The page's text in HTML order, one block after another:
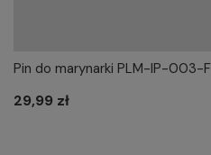
Pin do marynarki PLM-IP-003-F
29,99 zł